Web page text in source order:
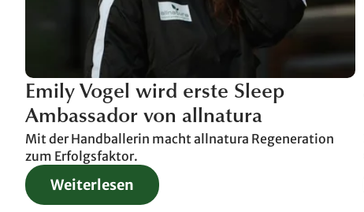
Emily Vogel wird erste Sleep
Ambassador von allnatura
Mit der Handballerin macht allnatura Regeneration
zum Erfolgsfaktor.
Weiterlesen